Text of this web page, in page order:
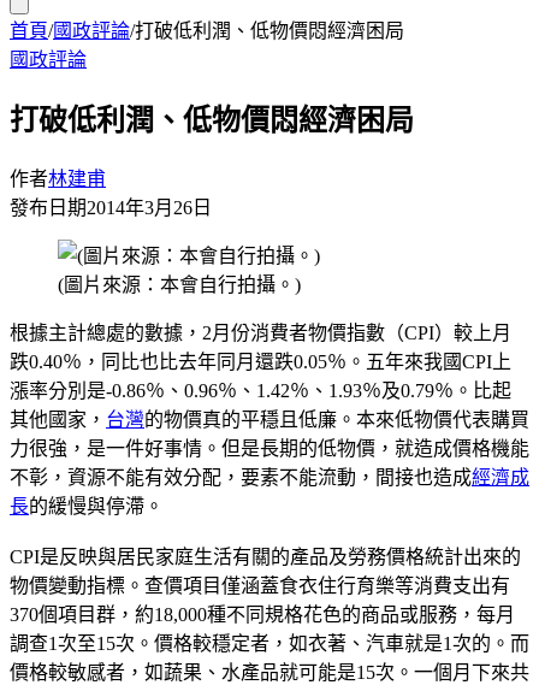
首頁/國政評論/打破低利潤、低物價悶經濟困局
國政評論
打破低利潤、低物價悶經濟困局
作者林建甫
發布日期2014年3月26日
(圖片來源：本會自行拍攝。)
根據主計總處的數據，2月份消費者物價指數（CPI）較上月
跌0.40％，同比也比去年同月還跌0.05％。五年來我國CPI上
漲率分別是-0.86％、0.96％、1.42％、1.93％及0.79％。比起
其他國家， 台灣的物價真的平穩且低廉。本來低物價代表購買
力很強，是一件好事情。但是長期的低物價，就造成價格機能
不彰，資源不能有效分配，要素不能流動，間接也造成經濟成
長的緩慢與停滯。
CPI是反映與居民家庭生活有關的產品及勞務價格統計出來的
物價變動指標。查價項目僅涵蓋食衣住行育樂等消費支出有
370個項目群，約18,000種不同規格花色的商品或服務，每月
調查1次至15次。價格較穩定者，如衣著、汽車就是1次的。而
價格較敏感者，如蔬果、水產品就可能是15次。一個月下來共